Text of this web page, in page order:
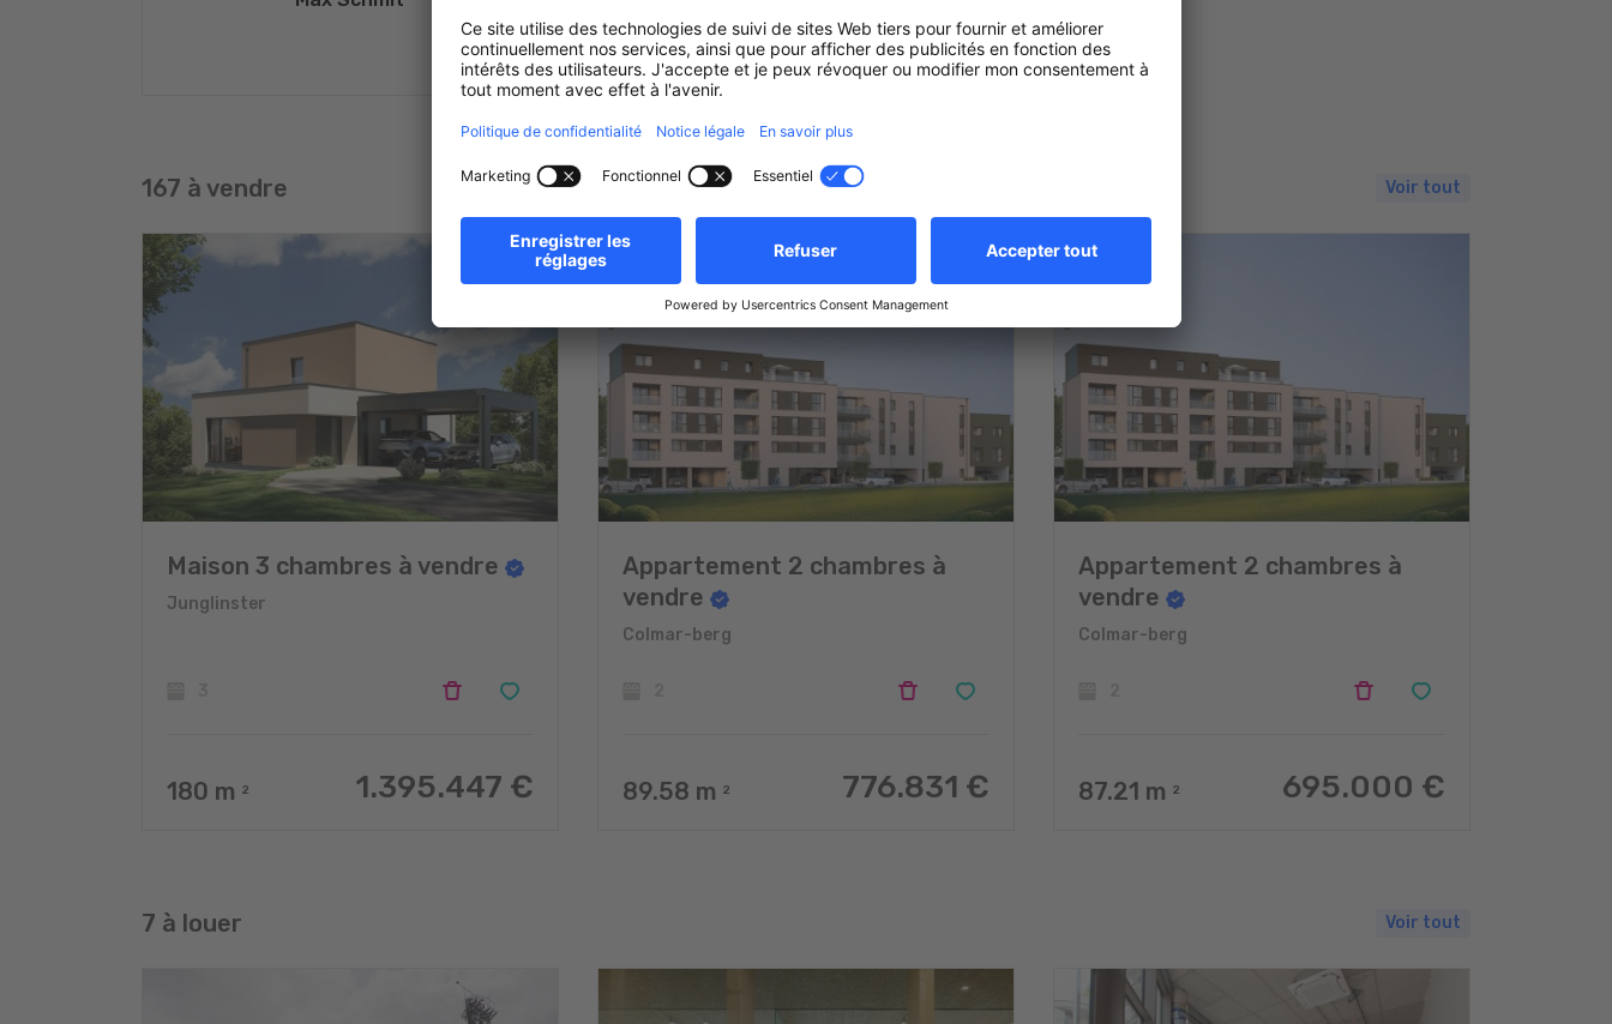
167 à vendre Voir tout
Maison 3 chambres à vendre
Junglinster
180 m 2 1.395.447 €
Appartement 2 chambres à
vendre
Colmar-berg
89.58 m 2 776.831 €
Appartement 2 chambres à
vendre
Colmar-berg
87.21 m 2 695.000 €
7 à louer Voir tout